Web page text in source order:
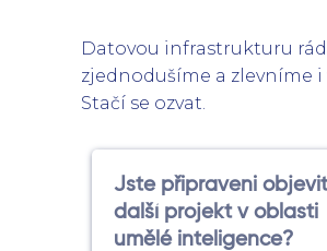
Datovou infrastrukturu
zjednodušíme a zlevníme i
Stačí se ozvat.
Jste připraveni
další projekt v oblasti
umělé inteligence?